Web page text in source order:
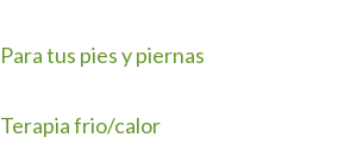
Para tus pies y piernas
Terapia frio/calor